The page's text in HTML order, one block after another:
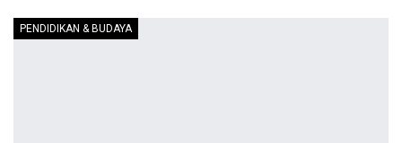
PENDIDIKAN & BUDAYA